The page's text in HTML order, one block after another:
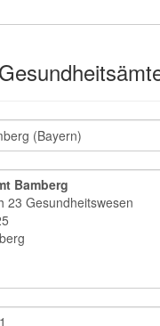
Bamberg
23 Gesundheitswesen